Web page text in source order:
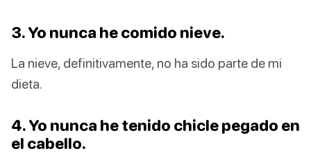
3. Yo nunca he comido nieve.
La nieve, definitivamente, no ha sido parte de mi
dieta.
4. Yo nunca he tenido chicle pegado en
el cabello.